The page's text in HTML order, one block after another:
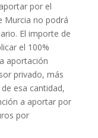
por el
Murcia no podrá
El importe de
el 100%
aportación
privado, más
esa cantidad,
a aportar por
por